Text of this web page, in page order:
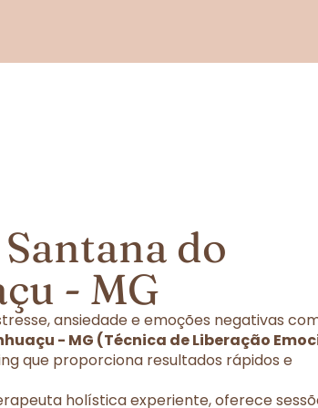
do
- MG
ansiedade e emoções negativas
- MG (Técnica de Liberação
que proporciona resultados rápidos e
holística experiente, oferece